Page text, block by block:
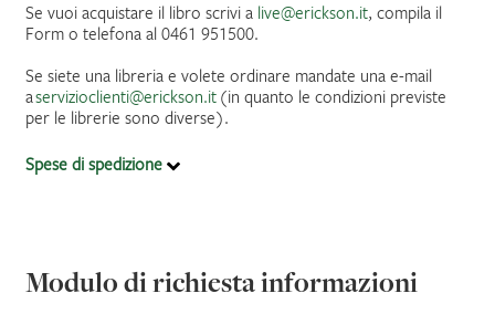
IL MIO PROFILO
Se vuoi acquistare il libro scrivi a live@erickson.it, compila il
Form o telefona al 0461 951500.
Se siete una libreria e volete ordinare mandate una e-mail
aservizioclienti@erickson.it(in quanto le condizioni previste
per le librerie sono diverse).
Spese di spedizione
Modulo di richiesta informazioni